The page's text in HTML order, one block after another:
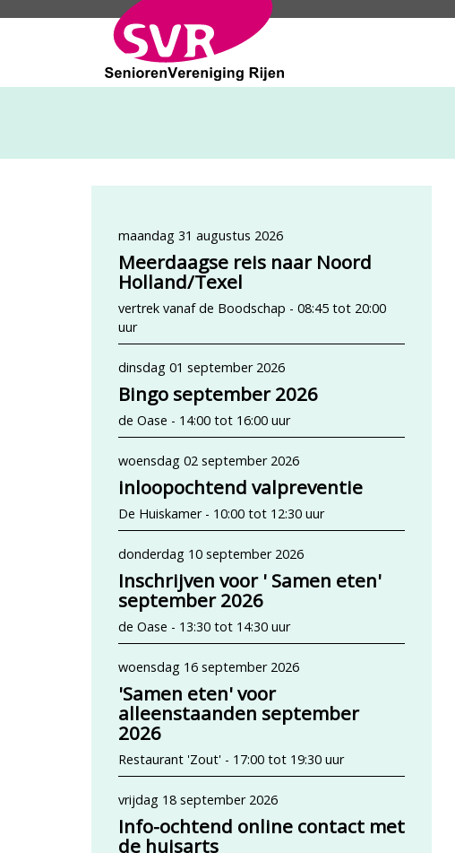
maandag 31 augustus 2026
Meerdaagse reis naar Noord
Holland/Texel
vertrek vanaf de Boodschap - 08:45 tot 20:00
uur
dinsdag 01 september 2026
Bingo september 2026
de Oase - 14:00 tot 16:00 uur
woensdag 02 september 2026
inloopochtend valpreventie
De Huiskamer - 10:00 tot 12:30 uur
donderdag 10 september 2026
Inschrijven voor ' Samen eten'
september 2026
de Oase - 13:30 tot 14:30 uur
woensdag 16 september 2026
'Samen eten' voor
alleenstaanden september
2026
Restaurant 'Zout' - 17:00 tot 19:30 uur
vrijdag 18 september 2026
Info-ochtend online contact met
de huisarts